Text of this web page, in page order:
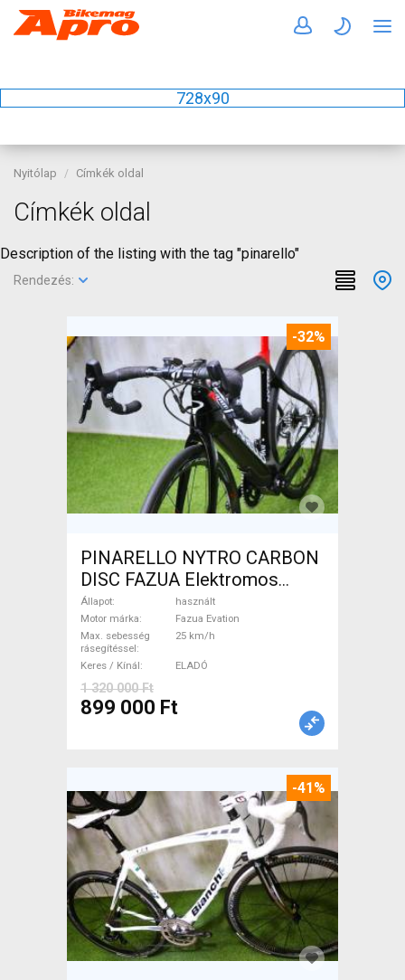
728x90
Nyitólap Címkék oldal
Címkék oldal
Description of the listing with the tag "pinarello"
Rendezés:
-32%
PINARELLO NYTRO CARBON
DISC FAZUA Elektromos
Országúti / Gravel Fazua
Evation használt ELADÓ
Állapot
használt
Motor márka
Fazua Evation
Max. sebesség
rásegítéssel
25 km/h
Keres / Kínál ELADÓ
1 320 000 Ft
899 000 Ft
-41%